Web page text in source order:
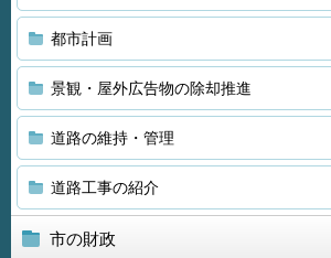
都市計画
景観・屋外広告物の除却推進
道路の維持・管理
道路工事の紹介
市の財政